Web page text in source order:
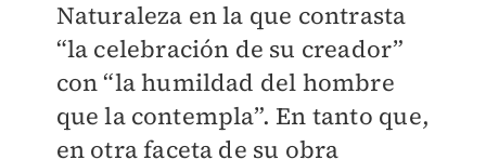
Naturaleza en la que contrasta
“la celebración de su creador”
con “la humildad del hombre
que la contempla”. En tanto que,
en otra faceta de su obra